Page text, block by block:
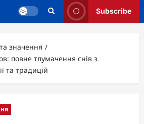
Subscribe
значення
повне тлумачення снів з
та традицій